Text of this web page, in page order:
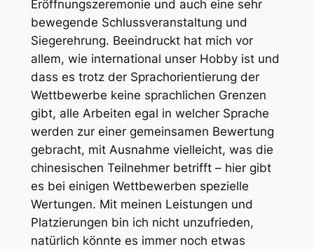
Eröffnungszeremonie und auch eine sehr
bewegende Schlussveranstaltung und
Siegerehrung. Beeindruckt hat mich vor
allem, wie international unser Hobby ist und
dass es trotz der Sprachorientierung der
Wettbewerbe keine sprachlichen Grenzen
gibt, alle Arbeiten egal in welcher Sprache
werden zur einer gemeinsamen Bewertung
gebracht, mit Ausnahme vielleicht, was die
chinesischen Teilnehmer betrifft – hier gibt
es bei einigen Wettbewerben spezielle
Wertungen. Mit meinen Leistungen und
Platzierungen bin ich nicht unzufrieden,
natürlich könnte es immer noch etwas